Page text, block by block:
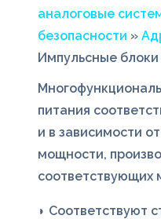
аналоговые
безопасности »
Импульсные блоки
питания
и в зависимости
мощности,
соответствующих
◗ Соответствуют